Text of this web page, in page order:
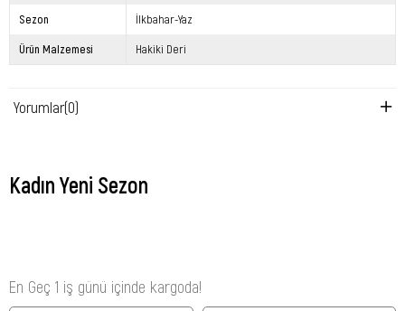
Sezon İlkbahar-Yaz
Ürün Malzemesi Hakiki Deri
Yorumlar(0)
Kadın Yeni Sezon
En Geç 1 iş günü içinde kargoda!